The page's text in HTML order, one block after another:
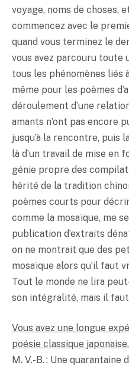
voyage, noms de choses,
commencez avec le
quand vous terminez le
vous avez parcouru toute
tous les phénomènes liés
même pour les poèmes
déroulement d’une
amants n’ont pas encore
jusqu’à la rencontre, puis
là d’un travail de mise en
génie propre des
hérité de la tradition
poèmes courts pour
comme la mosaïque, me
publication d’extraits
on ne montrait que des
mosaïque alors qu’il faut
Tout le monde ne lira
son intégralité, mais il
Vous avez une longue
poésie classique japonaise.
M. V.-B. : Une quarantaine